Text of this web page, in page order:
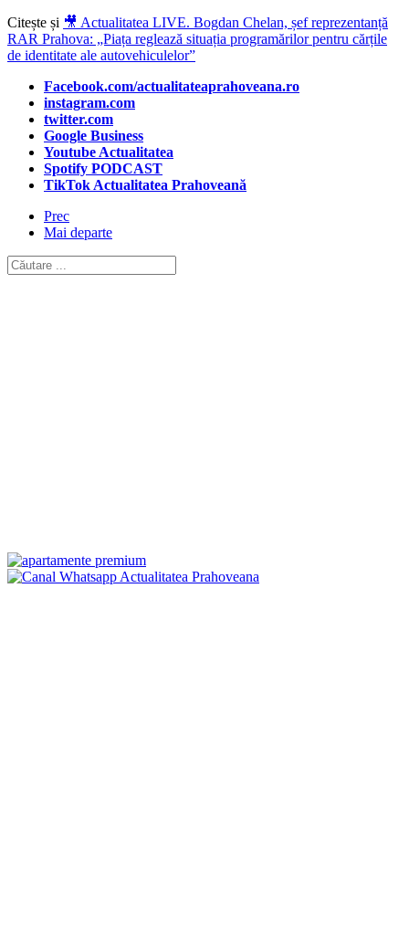
Citește și 🎥 Actualitatea LIVE. Bogdan Chelan, șef reprezentanță
RAR Prahova: „Piața reglează situația programărilor pentru cărțile
de identitate ale autovehiculelor”
Facebook.com/actualitateaprahoveana.ro
instagram.com
twitter.com
Google Business
Youtube Actualitatea
Spotify PODCAST
TikTok Actualitatea Prahoveană
Prec
Mai departe